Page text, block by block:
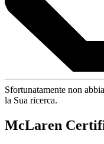
Sfortunatamente non
la Sua ricerca.
McLaren